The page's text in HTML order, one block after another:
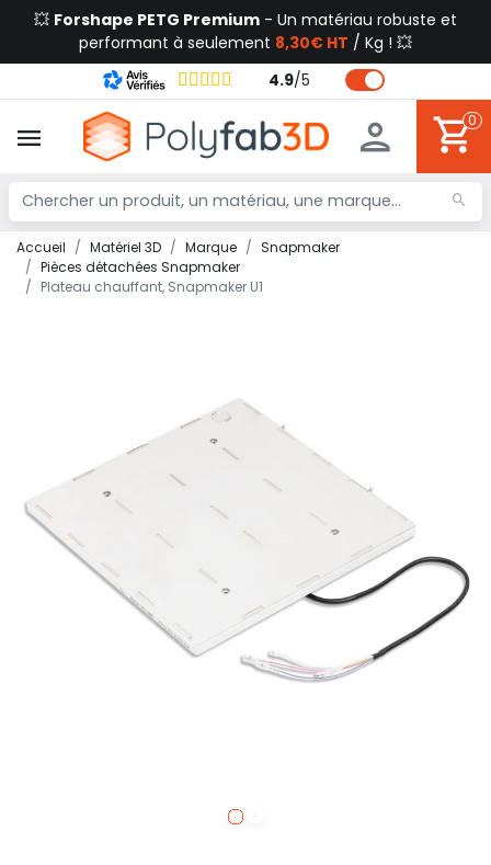
💥 Forshape PETG Premium - Un matériau robuste et
performant à seulement 8,30€ HT / Kg ! 💥
4.9/5
0
Accueil Matériel 3D Marque
Snapmaker
Pièces détachées Snapmaker
Plateau chauffant, Snapmaker U1